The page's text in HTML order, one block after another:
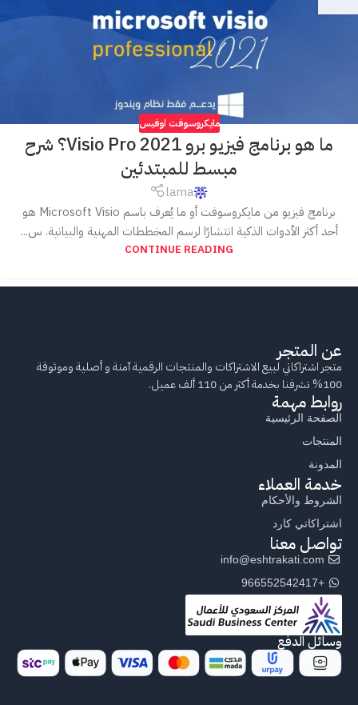
مايكروسوفت اوفيس
ما هو برنامج فيزيو برو Visio Pro 2021؟ شرح
مبسط للمبتدئين
lama
برنامج فيزيو من مايكروسوفت أو ما يُعرف باسم Microsoft Visio هو
أحد أكثر الأدوات الذكية انتشارًا لرسم المخططات المهنية والبيانية. س...
CONTINUE READING
عن المتجر
متجر اشتراكاتي لبيع الاشتراكات والمنتجات الرقمية آمنة و أصلية وموثوقة
100% تشرفنا بخدمة أكثر من 110 ألف عميل.
روابط مهمة
الصفحة الرئيسية
المنتجات
المدونة
خدمة العملاء
الشروط والأحكام
اشتراكاتي كارد
تواصل معنا
info@eshtrakati.com
+966552542417
وسائل الدفع